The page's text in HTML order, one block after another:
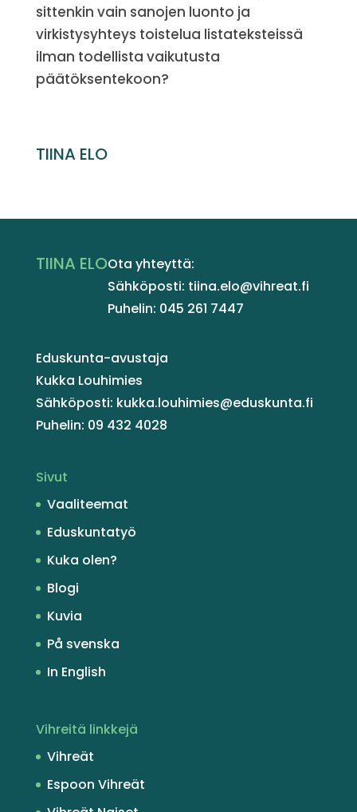
sittenkin vain sanojen luonto ja
virkistysyhteys toistelua listateksteissä
ilman todellista vaikutusta
päätöksentekoon?
TIINA ELO
TIINA ELOOta yhteyttä:
Sähköposti: tiina.elo@vihreat.fi
Puhelin: 045 261 7447
Eduskunta-avustaja
Kukka Louhimies
Sähköposti: kukka.louhimies@eduskunta.fi
Puhelin: 09 432 4028
Sivut
Vaaliteemat
Eduskuntatyö
Kuka olen?
Blogi
Kuvia
På svenska
In English
Vihreitä linkkejä
Vihreät
Espoon Vihreät